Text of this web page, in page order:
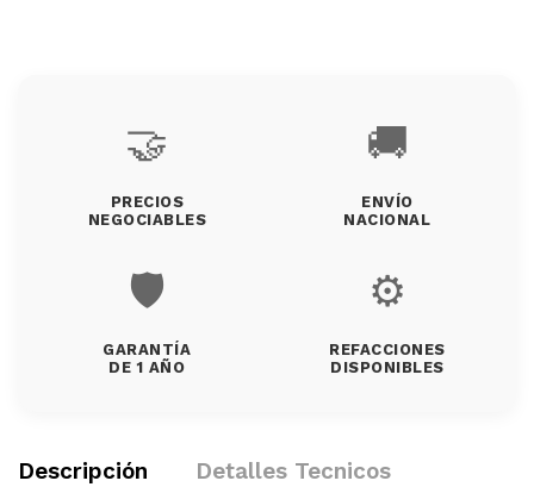
🤝
PRECIOS
NEGOCIABLES
🚚
ENVÍO
NACIONAL
🛡️
GARANTÍA
DE 1 AÑO
⚙️
REFACCIONES
DISPONIBLES
Descripción Detalles Tecnicos